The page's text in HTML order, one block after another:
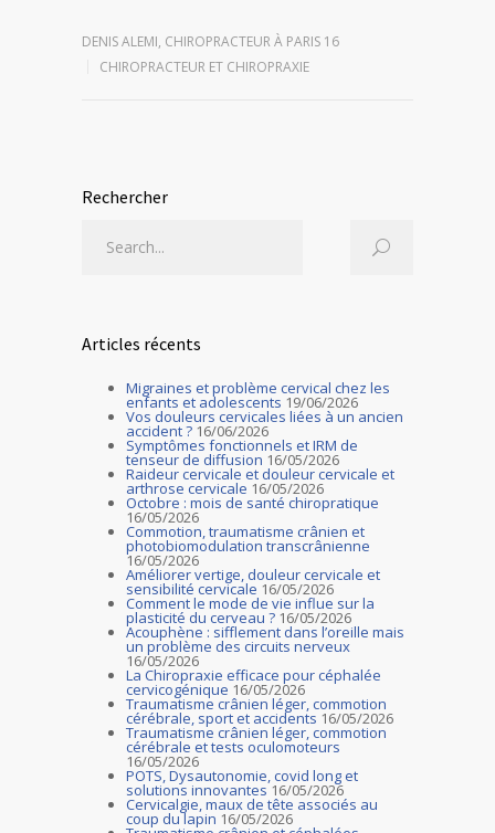
DENIS ALEMI, CHIROPRACTEUR À PARIS 16
CHIROPRACTEUR ET CHIROPRAXIE
Rechercher
Articles récents
Migraines et problème cervical chez les
enfants et adolescents 19/06/2026
Vos douleurs cervicales liées à un ancien
accident ? 16/06/2026
Symptômes fonctionnels et IRM de
tenseur de diffusion 16/05/2026
Raideur cervicale et douleur cervicale et
arthrose cervicale 16/05/2026
Octobre : mois de santé chiropratique
16/05/2026
Commotion, traumatisme crânien et
photobiomodulation transcrânienne
16/05/2026
Améliorer vertige, douleur cervicale et
sensibilité cervicale 16/05/2026
Comment le mode de vie influe sur la
plasticité du cerveau ? 16/05/2026
Acouphène : sifflement dans l’oreille mais
un problème des circuits nerveux
16/05/2026
La Chiropraxie efficace pour céphalée
cervicogénique 16/05/2026
Traumatisme crânien léger, commotion
cérébrale, sport et accidents 16/05/2026
Traumatisme crânien léger, commotion
cérébrale et tests oculomoteurs
16/05/2026
POTS, Dysautonomie, covid long et
solutions innovantes 16/05/2026
Cervicalgie, maux de tête associés au
coup du lapin 16/05/2026